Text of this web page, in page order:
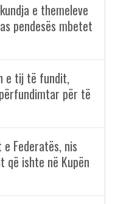
e themeleve
pendesës mbetet
e tij të fundit,
për të
Federatës, nis
ishte në Kupën